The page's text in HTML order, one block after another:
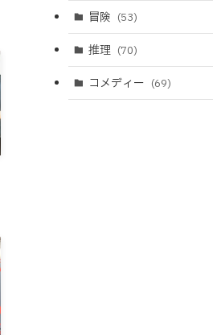
冒険 (53)
推理 (70)
コメディー (69)